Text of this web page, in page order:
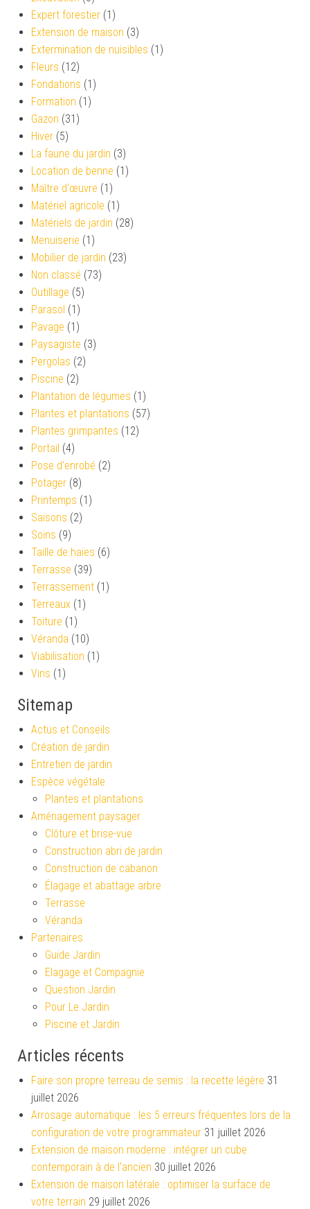
Expert forestier (1)
Extension de maison (3)
Extermination de nuisibles (1)
Fleurs (12)
Fondations (1)
Formation (1)
Gazon (31)
Hiver (5)
La faune du jardin (3)
Location de benne (1)
Maître d'œuvre (1)
Matériel agricole (1)
Matériels de jardin (28)
Menuiserie (1)
Mobilier de jardin (23)
Non classé (73)
Outillage (5)
Parasol (1)
Pavage (1)
Paysagiste (3)
Pergolas (2)
Piscine (2)
Plantation de légumes (1)
Plantes et plantations (57)
Plantes grimpantes (12)
Portail (4)
Pose d'enrobé (2)
Potager (8)
Printemps (1)
Saisons (2)
Soins (9)
Taille de haies (6)
Terrasse (39)
Terrassement (1)
Terreaux (1)
Toiture (1)
Véranda (10)
Viabilisation (1)
Vins (1)
Sitemap
Actus et Conseils
Création de jardin
Entretien de jardin
Espèce végétale
Plantes et plantations
Aménagement paysager
Clôture et brise-vue
Construction abri de jardin
Construction de cabanon
Élagage et abattage arbre
Terrasse
Véranda
Partenaires
Guide Jardin
Elagage et Compagnie
Question Jardin
Pour Le Jardin
Piscine et Jardin
Articles récents
Faire son propre terreau de semis : la recette légère 31
juillet 2026
Arrosage automatique : les 5 erreurs fréquentes lors de la
configuration de votre programmateur 31 juillet 2026
Extension de maison moderne : intégrer un cube
contemporain à de l’ancien 30 juillet 2026
Extension de maison latérale : optimiser la surface de
votre terrain 29 juillet 2026